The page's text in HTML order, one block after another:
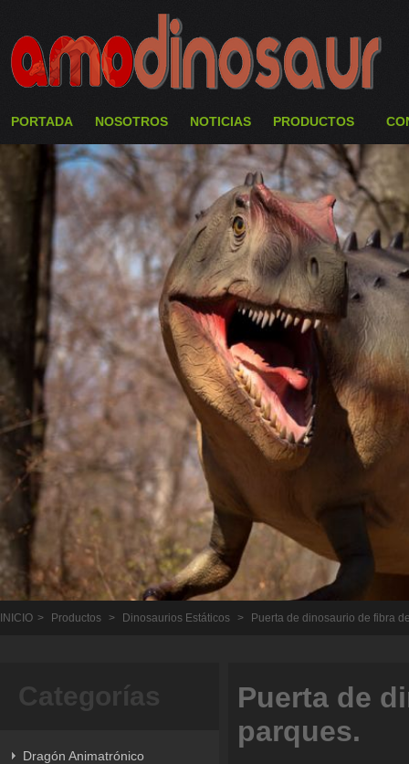
PORTADA NOSOTROS NOTICIAS PRODUCTOS
INICIO > Productos > Dinosaurios Estáticos > Puerta de dinosaurio de fibra
Categorías
Dragón Animatrónico
Puerta de
parques.